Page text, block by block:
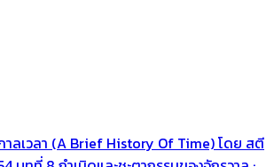
าลเวลา (A Brief History Of Time) โดย สตี